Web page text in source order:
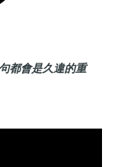
都會是久違的重